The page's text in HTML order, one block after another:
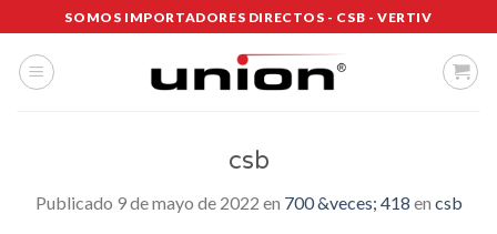
al
contenido
SOMOS IMPORTADORES DIRECTOS - CSB - VERTIV
csb
Publicado 9 de mayo de 2022 en 700 &veces; 418 en csb